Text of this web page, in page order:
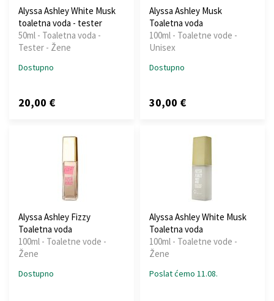
Alyssa Ashley White Musk
toaletna voda - tester
50ml - Toaletna voda -
Tester - Žene
Dostupno
20,00 €
Alyssa Ashley Musk
Toaletna voda
100ml - Toaletne vode -
Unisex
Dostupno
30,00 €
Alyssa Ashley Fizzy
Toaletna voda
100ml - Toaletne vode -
Žene
Dostupno
Alyssa Ashley White Musk
Toaletna voda
100ml - Toaletne vode -
Žene
Poslat ćemo 11.08.